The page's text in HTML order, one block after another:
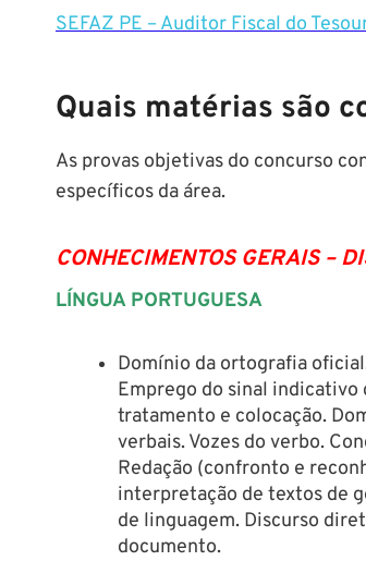
SEFAZ PE – Auditor Fiscal do
Quais matérias são
As provas objetivas do concurso
específicos da área.
CONHECIMENTOS GERAIS –
LÍNGUA PORTUGUESA
Domínio da ortografia
Emprego do sinal indicativo
tratamento e colocação.
verbais. Vozes do verbo.
Redação (confronto e
interpretação de textos de
de linguagem. Discurso
documento.